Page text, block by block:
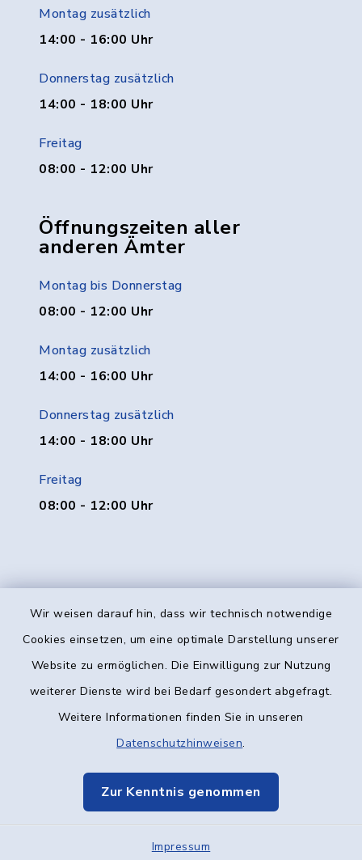
Wir weisen darauf hin, dass wir technisch notwendige
Cookies einsetzen, um eine optimale Darstellung unserer
Website zu ermöglichen. Die Einwilligung zur Nutzung
weiterer Dienste wird bei Bedarf gesondert abgefragt.
Weitere Informationen finden Sie in unseren
Datenschutzhinweisen.
Zur Kenntnis genommen
Impressum
Montag zusätzlich
14:00 - 16:00 Uhr
Donnerstag zusätzlich
14:00 - 18:00 Uhr
Freitag
08:00 - 12:00 Uhr
Öffnungszeiten aller
anderen Ämter
Montag bis Donnerstag
08:00 - 12:00 Uhr
Montag zusätzlich
14:00 - 16:00 Uhr
Donnerstag zusätzlich
14:00 - 18:00 Uhr
Freitag
08:00 - 12:00 Uhr
Kontakt
Datenschutz
Elektronische Kommunikation
Sitemap